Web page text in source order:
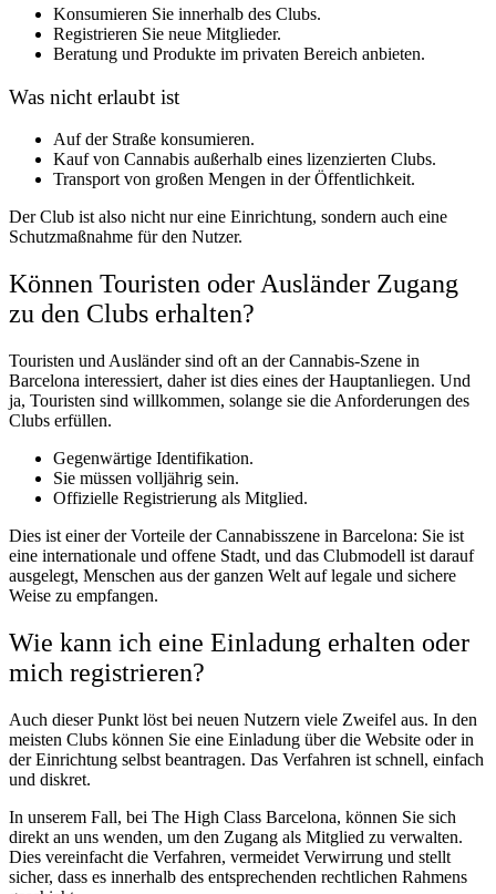
Konsumieren Sie innerhalb des Clubs.
Registrieren Sie neue Mitglieder.
Beratung und Produkte im privaten Bereich anbieten.
Was nicht erlaubt ist
Auf der Straße konsumieren.
Kauf von Cannabis außerhalb eines lizenzierten Clubs.
Transport von großen Mengen in der Öffentlichkeit.
Der Club ist also nicht nur eine Einrichtung, sondern auch eine
Schutzmaßnahme für den Nutzer.
Können Touristen oder Ausländer Zugang
zu den Clubs erhalten?
Touristen und Ausländer sind oft an der Cannabis-Szene in
Barcelona interessiert, daher ist dies eines der Hauptanliegen. Und
ja, Touristen sind willkommen, solange sie die Anforderungen des
Clubs erfüllen.
Gegenwärtige Identifikation.
Sie müssen volljährig sein.
Offizielle Registrierung als Mitglied.
Dies ist einer der Vorteile der Cannabisszene in Barcelona: Sie ist
eine internationale und offene Stadt, und das Clubmodell ist darauf
ausgelegt, Menschen aus der ganzen Welt auf legale und sichere
Weise zu empfangen.
Wie kann ich eine Einladung erhalten oder
mich registrieren?
Auch dieser Punkt löst bei neuen Nutzern viele Zweifel aus. In den
meisten Clubs können Sie eine Einladung über die Website oder in
der Einrichtung selbst beantragen. Das Verfahren ist schnell, einfach
und diskret.
In unserem Fall, bei The High Class Barcelona, können Sie sich
direkt an uns wenden, um den Zugang als Mitglied zu verwalten.
Dies vereinfacht die Verfahren, vermeidet Verwirrung und stellt
sicher, dass es innerhalb des entsprechenden rechtlichen Rahmens